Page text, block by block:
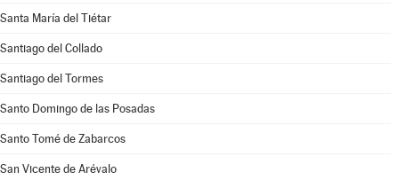
Santa María del Tiétar
Santiago del Collado
Santiago del Tormes
Santo Domingo de las Posadas
Santo Tomé de Zabarcos
San Vicente de Arévalo